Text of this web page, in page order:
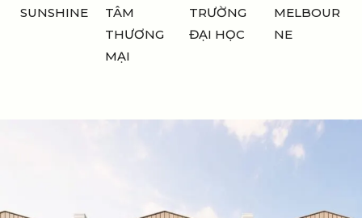
SUNSHINE
TÂM
THƯƠNG
MẠI
TRƯỜNG
ĐẠI HỌC
MELBOUR
NE